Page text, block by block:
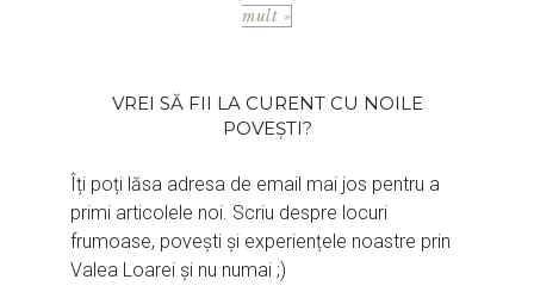
mult »
VREI SĂ FII LA CURENT CU NOILE
POVEȘTI?
Îți poți lăsa adresa de email mai jos pentru a
primi articolele noi. Scriu despre locuri
frumoase, povești și experiențele noastre prin
Valea Loarei și nu numai ;)